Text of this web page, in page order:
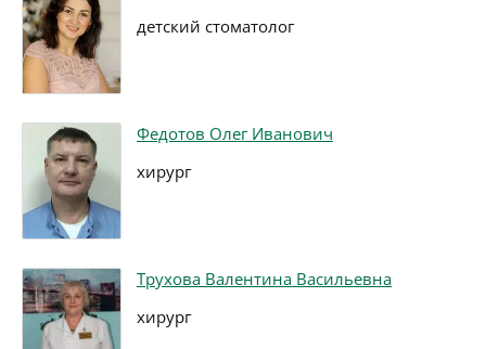
детский стоматолог
Федотов Олег Иванович
хирург
Трухова Валентина Васильевна
хирург